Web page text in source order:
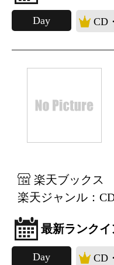
Day CD
楽天ブックス
楽天ジャンル：
最新ランクイ
Day CD